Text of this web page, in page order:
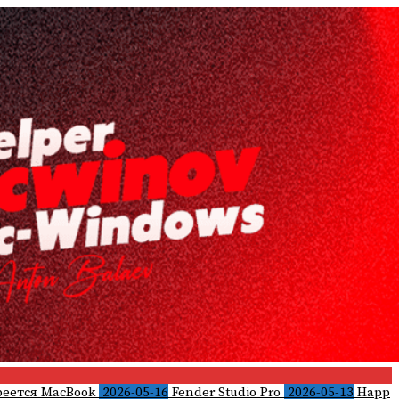
MacBook 2026-05-16 Fender Studio Pro 2026-05-13 Happ